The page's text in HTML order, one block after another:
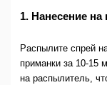
1. Нанесение на
Распылите спрей
приманки за 10-15
на распылитель,